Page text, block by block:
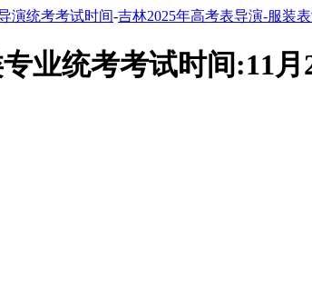
演统考考试时间-吉林2025年高考表导演-服装
业统考考试时间:11月